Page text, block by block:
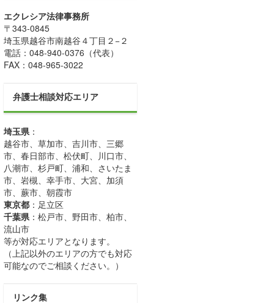
エクレシア法律事務所
〒 343-0845
埼玉県越谷市南越谷４丁目２−２
電話： 048-940-0376 （代表）
FAX： 048-965-3022
弁護士相談対応エリア
埼玉県：
越谷市、草加市、吉川市、三郷
市、春日部市、松伏町、川口市、
八潮市、杉戸町、浦和、さいたま
市、岩槻、幸手市、大宮、加須
市、蕨市、朝霞市
東京都 ：足立区
千葉県：松戸市、野田市、柏市、
流山市
等が対応エリアとなります。
（上記以外のエリアの方でも対応
可能なのでご相談ください。）
リンク集